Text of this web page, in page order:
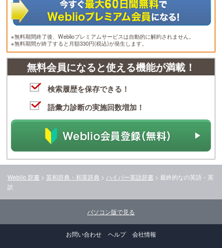
※無料期間終了後、Weblioプレミアムサービスは自動的に解約されません。
※無料期間が終了すると月額330円(税込)が発生します。
無料会員になると使える機能が満載！
検索履歴を保存できる！
語彙力診断の実施回数増加！
Weblio 辞書 > 英和辞典・和英辞典 > ハイパー英語辞書 > 最終的なの英語・英
訳
パソコン版で見る
お問い合わせ ヘルプ 会社情報